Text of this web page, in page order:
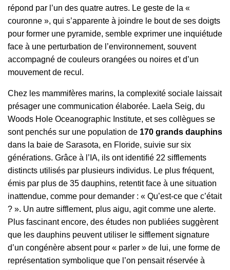
répond par l’un des quatre autres. Le geste de la «
couronne », qui s’apparente à joindre le bout de ses doigts
pour former une pyramide, semble exprimer une inquiétude
face à une perturbation de l’environnement, souvent
accompagné de couleurs orangées ou noires et d’un
mouvement de recul.
Chez les mammifères marins, la complexité sociale laissait
présager une communication élaborée. Laela Seig, du
Woods Hole Oceanographic Institute, et ses collègues se
sont penchés sur une population de 170 grands dauphins
dans la baie de Sarasota, en Floride, suivie sur six
générations. Grâce à l’IA, ils ont identifié 22 sifflements
distincts utilisés par plusieurs individus. Le plus fréquent,
émis par plus de 35 dauphins, retentit face à une situation
inattendue, comme pour demander : « Qu’est-ce que c’était
? ». Un autre sifflement, plus aigu, agit comme une alerte.
Plus fascinant encore, des études non publiées suggèrent
que les dauphins peuvent utiliser le sifflement signature
d’un congénère absent pour « parler » de lui, une forme de
représentation symbolique que l’on pensait réservée à